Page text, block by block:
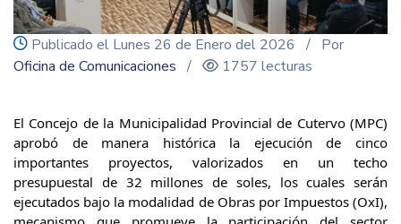
icon
Publicado el Lunes 26 de Enero del 2026 / Por
Oficina de Comunicaciones / 1757 lecturas
El Concejo de la Municipalidad Provincial de Cutervo (MPC)
aprobó de manera histórica la ejecución de cinco
importantes proyectos, valorizados en un techo
presupuestal de 32 millones de soles, los cuales serán
ejecutados bajo la modalidad de Obras por Impuestos (OxI),